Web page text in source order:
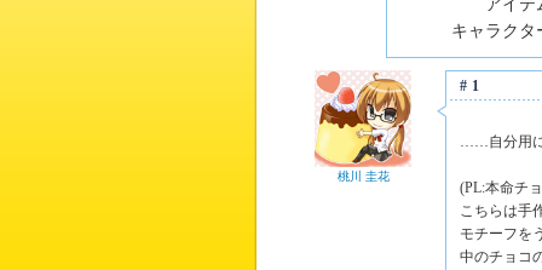
アイテ
キャラクタ
桃川 圭花
#1
……自分用
(PL:本命チ
こちらは手
モチーフを
中のチョコ